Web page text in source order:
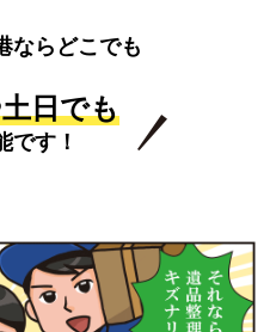
ならどこでも
日でも
です！